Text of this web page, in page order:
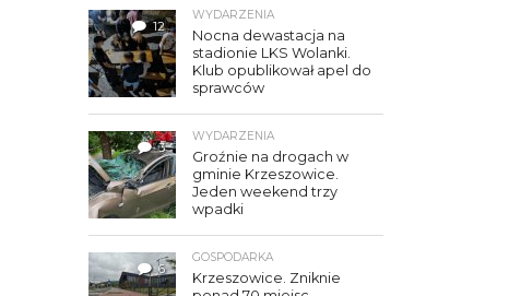
12
WYDARZENIA
Nocna dewastacja na
stadionie LKS Wolanki.
Klub opublikował apel do
sprawców
3
WYDARZENIA
Groźnie na drogach w
gminie Krzeszowice.
Jeden weekend trzy
wpadki
6
GOSPODARKA
Krzeszowice. Zniknie